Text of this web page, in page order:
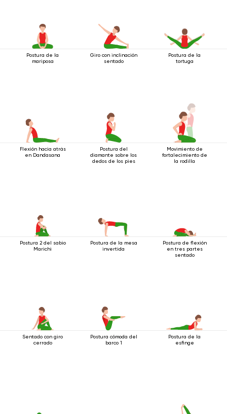
Postura de la
mariposa
Giro con inclinación
sentado
Postura de la
tortuga
Flexión hacia atrás
en Dandasana
Postura del
diamante sobre los
dedos de los pies
Movimiento de
fortalecimiento de
la rodilla
Postura 2 del sabio
Marichi
Postura de la mesa
invertida
Postura de flexión
en tres partes
sentado
Sentado con giro
cerrado
Postura cómoda del
barco 1
Postura de la
esfinge